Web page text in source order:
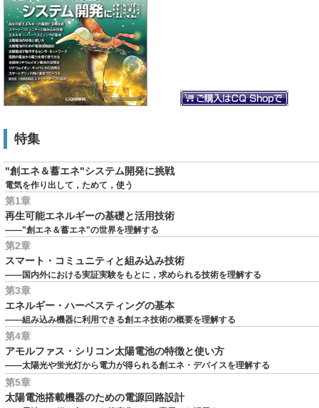
特集
"創エネ＆蓄エネ"システム開発に挑戦
電気を作り出して，ためて，使う
第1章
再生可能エネルギーの基礎と活用技術
――"創エネ＆蓄エネ"の世界を理解する
第2章
スマート・コミュニティと組み込み技術
――国内外における実証実験をもとに，求められる技術を理解する
第3章
エネルギー・ハーベスティングの基本
――組み込み機器に利用できる創エネ技術の概要を理解する
第4章
アモルファス・シリコン太陽電池の特徴と使い方
――太陽光や蛍光灯から電力が得られる創エネ・デバイスを理解する
第5章
太陽電池搭載機器のための電源回路設計